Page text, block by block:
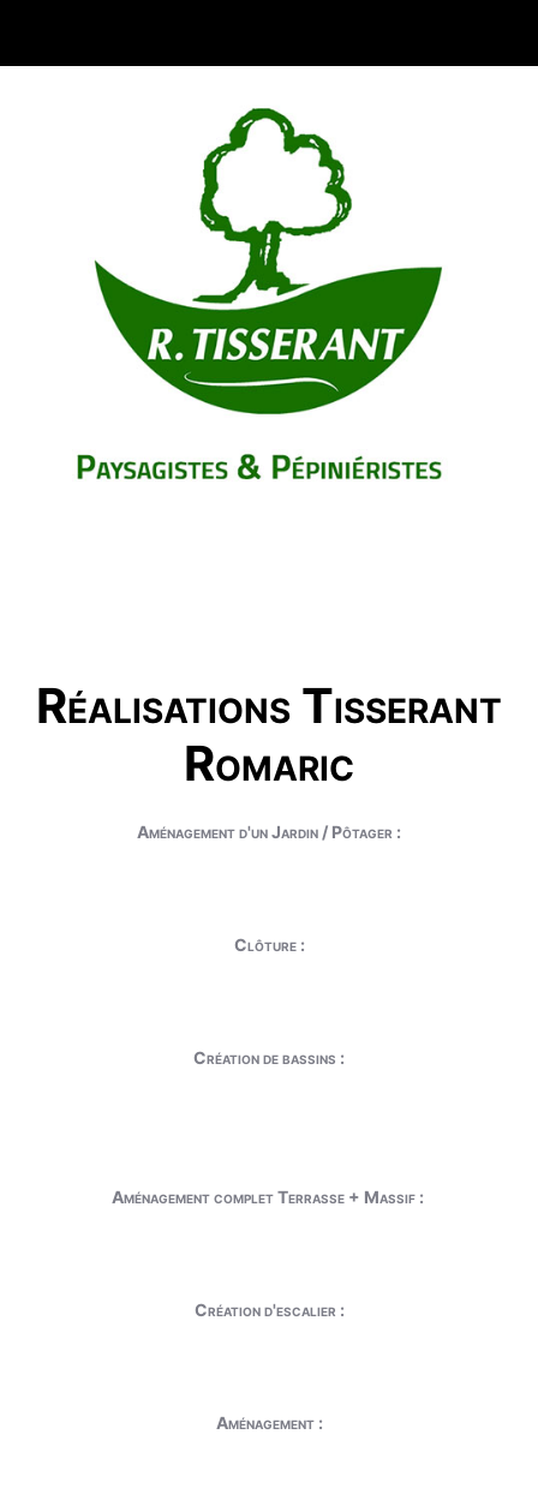
Réalisations Tisserant
Romaric
Aménagement d'un Jardin / Pôtager :
Clôture :
Création de bassins :
Aménagement complet Terrasse + Massif :
Création d'escalier :
Aménagement :